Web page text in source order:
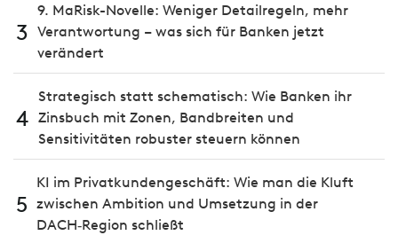
3
9. MaRisk-Novelle: Weniger Detailregeln, mehr
Verantwortung – was sich für Banken jetzt
verändert
4
Strategisch statt schematisch: Wie Banken ihr
Zinsbuch mit Zonen, Bandbreiten und
Sensitivitäten robuster steuern können
5
KI im Privatkundengeschäft: Wie man die Kluft
zwischen Ambition und Umsetzung in der
DACH‑Region schließt